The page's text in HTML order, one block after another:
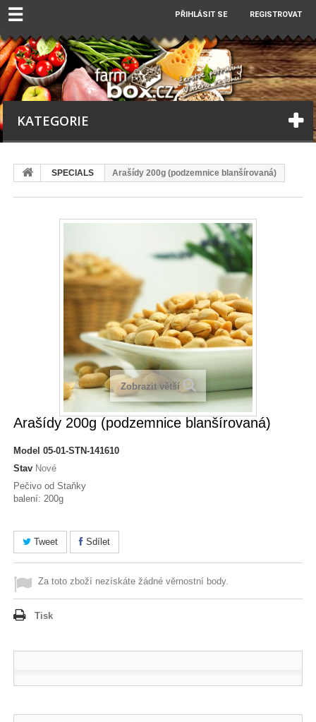
☰ PŘIHLÁSIT SE REGISTROVAT
KATEGORIE
SPECIALS Arašídy 200g (podzemnice blanšírovaná)
Zobrazit větší
Arašídy 200g (podzemnice blanšírovaná)
Model 05-01-STN-141610
Stav Nové
Pečivo od Staňky
balení: 200g
Tweet Sdílet
Za toto zboží nezískáte žádné věrnostní body.
Tisk